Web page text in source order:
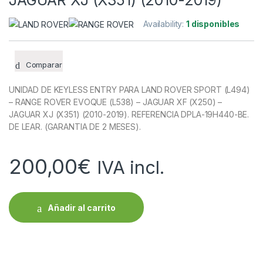
Availability:1 disponibles
Comparar
UNIDAD DE KEYLESS ENTRY PARA LAND ROVER SPORT (L494)
– RANGE ROVER EVOQUE (L538) – JAGUAR XF (X250) –
JAGUAR XJ (X351) (2010-2019). REFERENCIA DPLA-19H440-BE.
DE LEAR. (GARANTIA DE 2 MESES).
200,00€ IVA incl.
Añadir al carrito